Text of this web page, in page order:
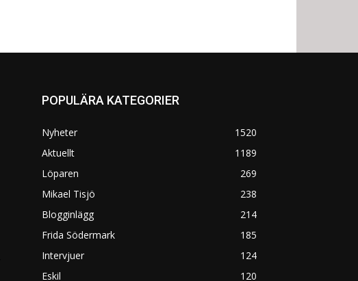
POPULÄRA KATEGORIER
Nyheter
1520
Aktuellt
1189
Löparen
269
Mikael Tisjö
238
Blogginlägg
214
Frida Södermark
185
Intervjuer
124
Eskil
120